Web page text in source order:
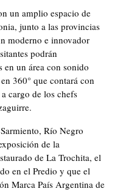
un amplio espacio de
junto a las provincias
moderno e innovador
podrán
en un área con sonido
360° que contará con
cargo de los chefs
Río Negro
de la
de La Trochita, el
en el Predio y que el
Marca País Argentina de